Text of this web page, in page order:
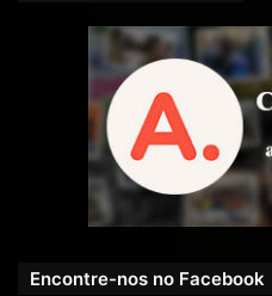
Encontre-nos no Facebook